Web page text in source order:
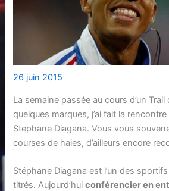
26 juin 2015
La semaine passée au cours d’un Trail
quelques marques, j’ai fait la
Stephane Diagana. Vous vous
courses de haies, d’ailleurs encore
Stéphane Diagana est l’un des
titrés. Aujourd’huiconférencier en